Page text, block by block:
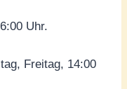
Uhr.
Freitag, 14:00